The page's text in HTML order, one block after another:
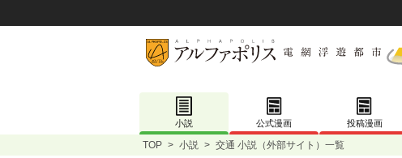
小説 公式漫画 投稿漫画
TOP > 小説 > 交通 小説（外部サイト）一覧